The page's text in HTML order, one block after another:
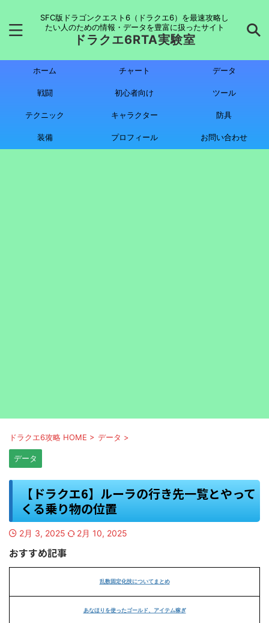
SFC版ドラゴンクエスト6（ドラクエ6）を最速攻略し
たい人のための情報・データを豊富に扱ったサイト
ドラクエ6RTA実験室
ホーム チャート データ
戦闘 初心者向け ツール
テクニック キャラクター 防具
装備 プロフィール お問い合わせ
ドラクエ6攻略 HOME > データ >
データ
【ドラクエ6】ルーラの行き先一覧とやって
くる乗り物の位置
2月 3, 2025 2月 10, 2025
おすすめ記事
乱数固定化技についてまとめ
あなほりを使ったゴールド、アイテム稼ぎ